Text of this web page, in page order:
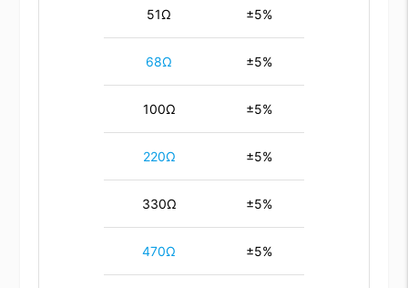
51Ω ±5%
68Ω ±5%
100Ω ±5%
220Ω ±5%
330Ω ±5%
470Ω ±5%